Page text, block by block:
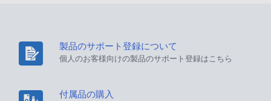
製品のサポート登録について
個人のお客様向けの製品のサポート登録はこちら
付属品の購入